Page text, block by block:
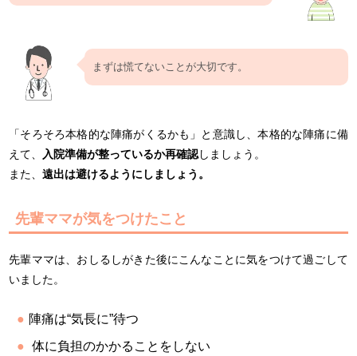
まずは慌てないことが大切です。
「そろそろ本格的な陣痛がくるかも」と意識し、本格的な陣痛に備
えて、
入院準備が整っているか再確認しましょう。
また、遠出は避けるようにしましょう。
先輩ママが気をつけたこと
先輩ママは、おしるしがきた後にこんなことに気をつけて過ごして
いました。
陣痛は“気長に”待つ
体に負担のかかることをしない